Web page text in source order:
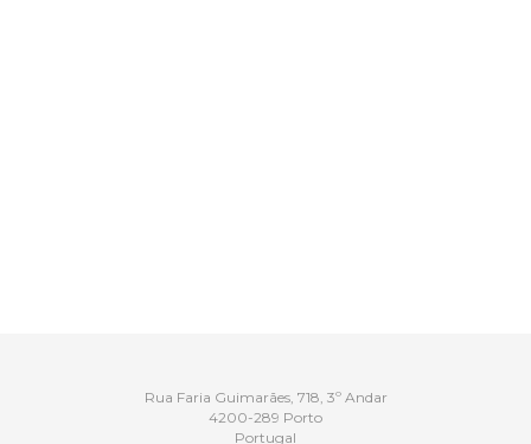
Rua Faria Guimarães, 718, 3º Andar
4200-289 Porto
Portugal